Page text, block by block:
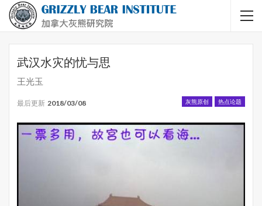
武汉水灾的忧与思
王光玉
灰熊原创 热点论题
最后更新 2018/03/08